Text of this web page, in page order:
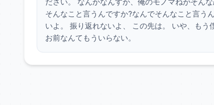
そんなこと言うんですか?なんでそんなこと言う
いよ。 振り返れないよ、 この先は。 いや、もう
お前なんてもういらない。